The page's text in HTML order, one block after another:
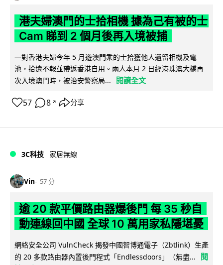
港夫婦澳門的士拾相機 據為己有被的士
Cam 睇到 2 個月後再入境被捕
一對香港夫婦今年 5 月遊澳門乘的士拾獲他人遺留相機及電
池，拾遺不報並帶返香港自用。兩人本月 2 日經港珠澳大橋再
次入境澳門時，被治安警察局...
閱讀全文
57 8 ↗ 分享
3C科技 家居無線
Vin 57 分
逾 20 款平價路由器爆後門 每 35 秒自
動連線回中國 全球 10 萬用家私隱堪憂
網絡安全公司 VulnCheck 揭發中國智博通電子（Zbtlink）生產
的 20 多款路由器內置後門程式「Endlessdoors」（無盡...
閱